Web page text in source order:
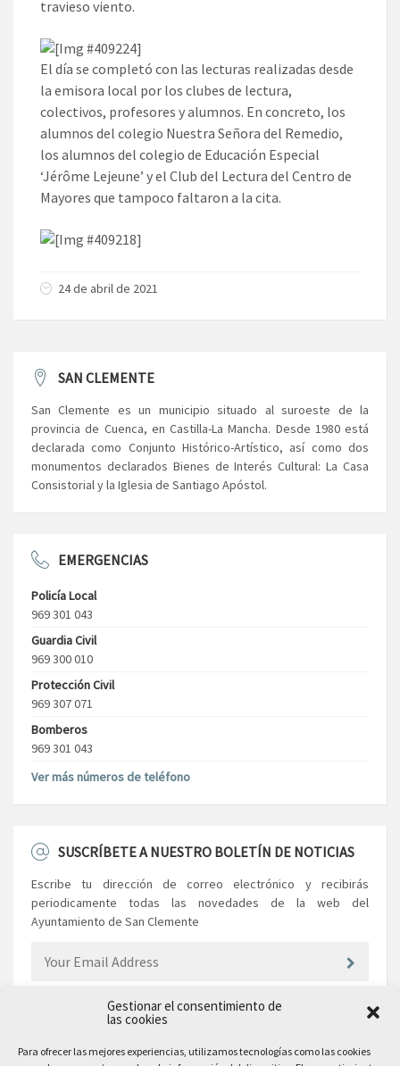
Gestionar el consentimiento de
las cookies
Para ofrecer las mejores experiencias, utilizamos tecnologías como las cookies
travieso viento.
El día se completó con las lecturas realizadas desde
la emisora local por los clubes de lectura,
colectivos, profesores y alumnos. En concreto, los
alumnos del colegio Nuestra Señora del Remedio,
los alumnos del colegio de Educación Especial
‘Jérôme Lejeune’ y el Club del Lectura del Centro de
Mayores que tampoco faltaron a la cita.
24 de abril de 2021
SAN CLEMENTE
San Clemente es un municipio situado al suroeste de la
provincia de Cuenca, en Castilla-La Mancha. Desde 1980 está
declarada como Conjunto Histórico-Artístico, así como dos
monumentos declarados Bienes de Interés Cultural: La Casa
Consistorial y la Iglesia de Santiago Apóstol.
EMERGENCIAS
Policía Local
969 301 043
Guardia Civil
969 300 010
Protección Civil
969 307 071
Bomberos
969 301 043
Ver más números de teléfono
SUSCRÍBETE A NUESTRO BOLETÍN DE NOTICIAS
Escribe tu dirección de correo electrónico y recibirás
periodicamente todas las novedades de la web del
Ayuntamiento de San Clemente
EL AYUNTAMIENTO